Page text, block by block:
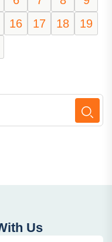
16 17 18
19
Us